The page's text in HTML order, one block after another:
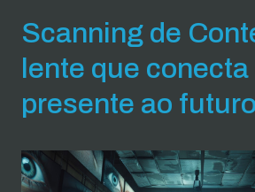
Scanning de
lente que conecta
presente ao futuro